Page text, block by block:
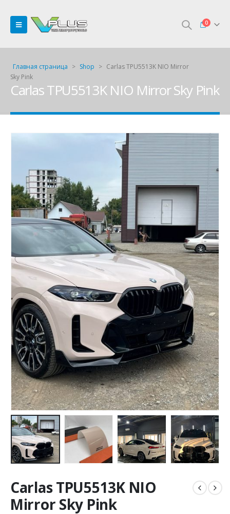
0
Главная страница > Shop > Carlas TPU5513K NIO Mirror
Sky Pink
Carlas TPU5513K NIO Mirror Sky Pink
Carlas TPU5513K NIO
Mirror Sky Pink